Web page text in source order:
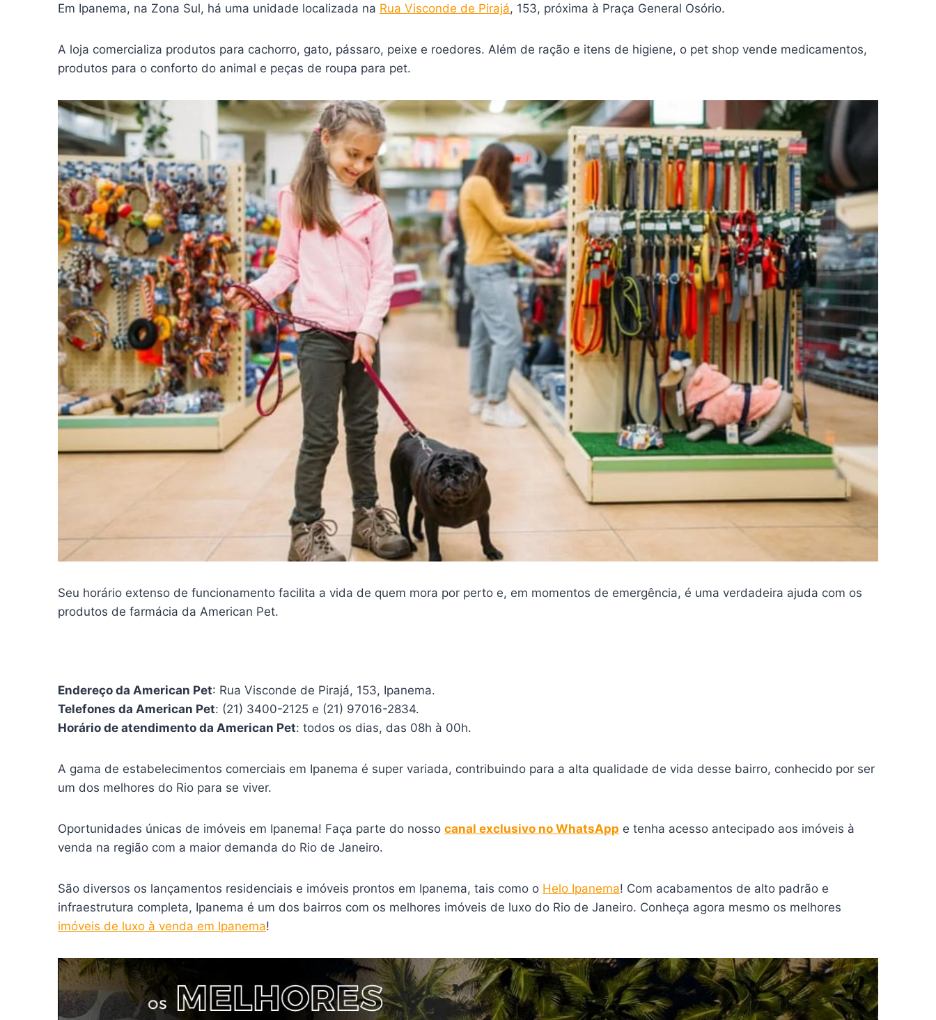
Em Ipanema, na Zona Sul, há uma unidade localizada na Rua Visconde de Pirajá, 153, próxima à Praça General Osório.
A loja comercializa produtos para cachorro, gato, pássaro, peixe e roedores. Além de ração e itens de higiene, o pet shop vende medicamentos,
produtos para o conforto do animal e peças de roupa para pet.
Seu horário extenso de funcionamento facilita a vida de quem mora por perto e, em momentos de emergência, é uma verdadeira ajuda com os
produtos de farmácia da American Pet.
Endereço da American Pet: Rua Visconde de Pirajá, 153, Ipanema.
Telefones da American Pet: (21) 3400-2125 e (21) 97016-2834.
Horário de atendimento da American Pet: todos os dias, das 08h à 00h.
A gama de estabelecimentos comerciais em Ipanema é super variada, contribuindo para a alta qualidade de vida desse bairro, conhecido por ser
um dos melhores do Rio para se viver.
Oportunidades únicas de imóveis em Ipanema! Faça parte do nosso canal exclusivo no WhatsApp e tenha acesso antecipado aos imóveis à
venda na região com a maior demanda do Rio de Janeiro.
São diversos os lançamentos residenciais e imóveis prontos em Ipanema, tais como o Helo Ipanema! Com acabamentos de alto padrão e
infraestrutura completa, Ipanema é um dos bairros com os melhores imóveis de luxo do Rio de Janeiro. Conheça agora mesmo os melhores
imóveis de luxo à venda em Ipanema!